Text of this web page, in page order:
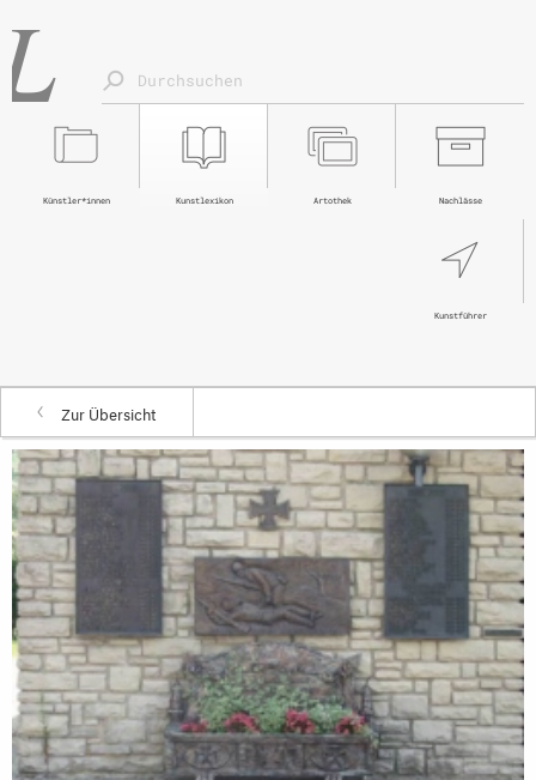
Nachlässe
Artothek
Kunstlexikon
Künstler*innen
Kunstführer
Zur Übersicht